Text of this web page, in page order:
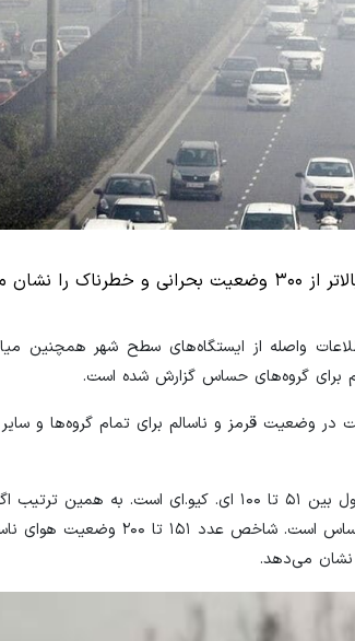
واصله از ایستگاه‌های سطح شهر همچنین
در وضعیت قرمز و ناسالم برای تمام گروه‌ها و سایر
شاخص کلی کیفیت هوا در وضعیت پاک از صفر تا ۵۰ ای. کیو.‌ای و در وضعیت قابل‌قبول بین ۵۱ تا ۱۰۰ ای.
کیفیت هوا بین اعداد ۱۰۱ تا ۱۵۰ ای.کیو.آی قرار بگیرد، وضعیت ناسالم برای